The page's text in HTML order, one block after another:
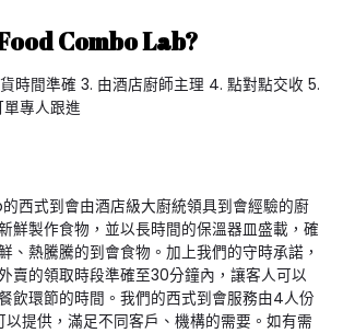
Combo Lab?
時間準確 3. 由酒店廚師主理 4. 點對點交收 5.
專人跟進
西式到會由酒店級大廚統領具到會經驗的廚
鮮製作食物，並以長時間的保溫器皿盛載，確
、熱騰騰的到會食物。加上我們的守時承諾，
賣的領取時段準確至30分鐘內，讓客人可以
飲環節的時間。我們的西式到會服務由4人份
以提供，滿足不同客戶、機構的需要。如有需